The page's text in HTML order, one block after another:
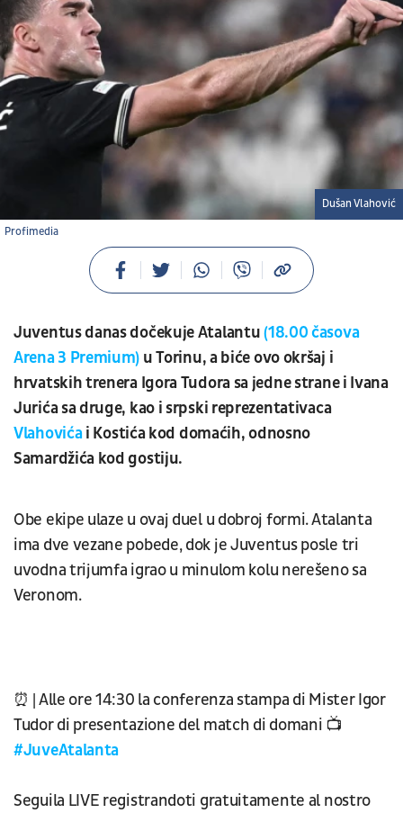
Profimedia
Dušan Vlahović
Juventus danas dočekuje Atalantu(18.00 časova
Arena 3 Premium) u Torinu, a biće ovo okršaj i
hrvatskih trenera Igora Tudora sa jedne strane i Ivana
Jurića sa druge, kao i srpski reprezentativaca
Vlahovićai Kostića kod domaćih, odnosno
Samardžića kod gostiju.
Obe ekipe ulaze u ovaj duel u dobroj formi. Atalanta
ima dve vezane pobede, dok je Juventus posle tri
uvodna trijumfa igrao u minulom kolu nerešeno sa
Veronom.
⏰ | Alle ore 14:30 la conferenza stampa di Mister Igor
Tudor di presentazione del match di domani 📺
#JuveAtalanta
Seguila LIVE registrandoti gratuitamente al nostro